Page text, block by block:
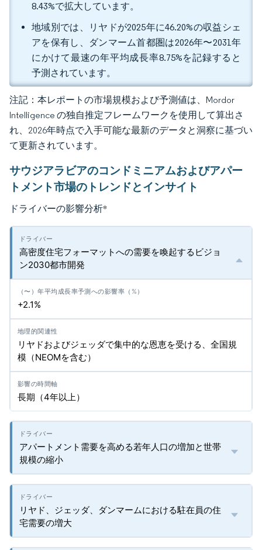
8.43%で拡大しています。
地域別では、リヤドが2025年に46.20%の収益シェ
アを保有し、ダンマーム首都圏は2026年〜2031年
にかけて最速の年平均成長率8.75%を記録すると
予測されています。
注記：本レポートの市場規模および予測値は、Mordor
Intelligence の独自推定フレームワークを使用して算出さ
れ、2026年時点で入手可能な最新のデータと洞察に基づい
て更新されています。
サウジアラビアのコンドミニアムおよびアパー
トメント市場のトレンドとインサイト
ドライバーの影響分析*
高密度住宅フォーマットへの需要を喚起するビジョ
ン2030都市開発
+2.1%
リヤドおよびジェッダで集中的な恩恵を受ける、全国規
模（NEOMを含む）
長期（4年以上）
アパートメント需要を高める若年人口の増加と世帯
規模の縮小
リヤド、ジェッダ、ダンマームにおける駐在員の住
宅需要の増大